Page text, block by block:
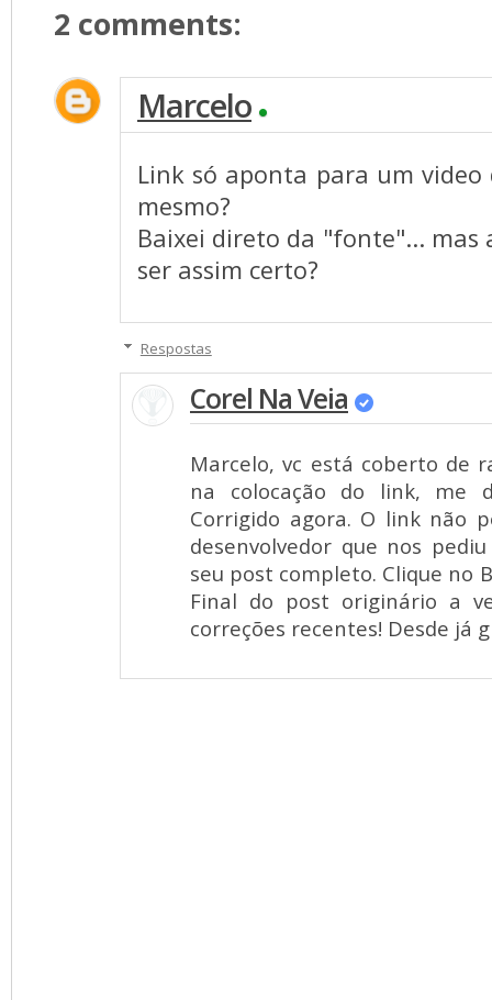
2 comments:
Marcelo
Link só aponta para um video
mesmo?
Baixei direto da "fonte"... mas
ser assim certo?
Respostas
Corel Na Veia
Marcelo, vc está coberto de
na colocação do link, me
Corrigido agora. O link não
desenvolvedor que nos
seu post completo. Clique no
Final do post originário a
correções recentes! Desde já